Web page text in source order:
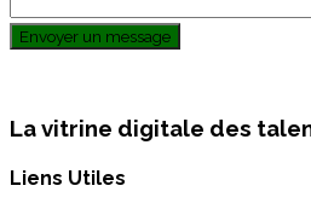
Envoyer un message
La vitrine digitale des
Liens Utiles